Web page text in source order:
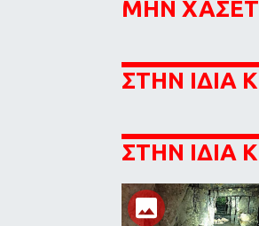
ΜΗΝ
ΣΤΗΝ ΙΔΙΑ
ΣΤΗΝ ΙΔΙΑ